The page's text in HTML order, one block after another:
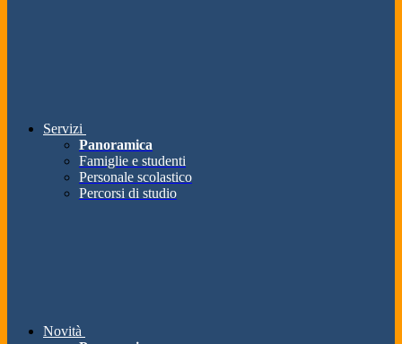
Servizi
Panoramica
Famiglie e studenti
Personale scolastico
Percorsi di studio
Novità